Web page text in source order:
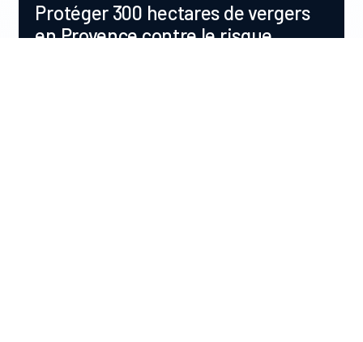
Protéger 300 hectares de vergers
en Provence contre le risque